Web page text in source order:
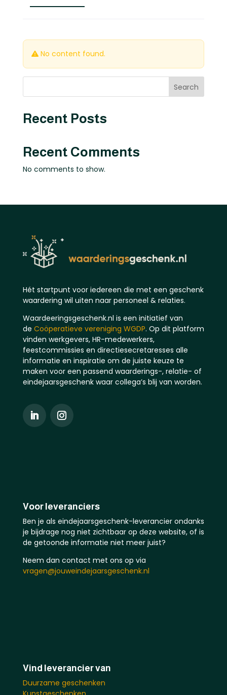
No content found.
Search
Recent Posts
Recent Comments
No comments to show.
Hét startpunt voor iedereen die met een geschenk
waardering wil uiten naar personeel & relaties.
Waardeeringsgeschenk.nl is een initiatief van
de Coöperatieve vereniging WGDP. Op dit platform
vinden werkgevers, HR-medewerkers,
feestcommissies en directiesecretaresses alle
informatie en inspiratie om de juiste keuze te
maken voor een passend waarderings-, relatie- of
eindejaarsgeschenk waar collega’s blij van worden.
Voor leveranciers
Ben je als eindejaarsgeschenk-leverancier ondanks
je bijdrage nog niet zichtbaar op deze website, of is
de getoonde informatie niet meer juist?
Neem dan contact met ons op via
vragen@jouweindejaarsgeschenk.nl
Vind leverancier van
Duurzame geschenken